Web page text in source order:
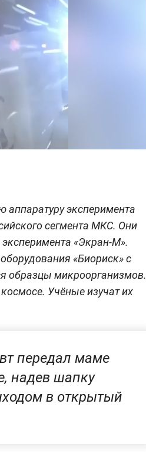
аппаратуру эксперимента
сегмента МКС. Они
«Экран-М».
«Биориск» с
образцы микроорганизмов.
Учёные изучат их
передал маме
надев шапку
в открытый